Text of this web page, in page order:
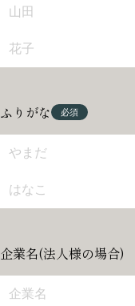
ふりがな
企業名(法人様の場合)